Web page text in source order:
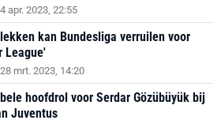
apr. 2023, 22:55
kan Bundesliga verruilen voor
League'
mrt. 2023, 14:20
hoofdrol voor Serdar Gözübüyük bij
Juventus